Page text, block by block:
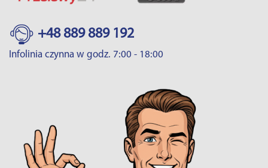
+48 889 889 192
Infolinia czynna w godz. 7:00 - 18:00